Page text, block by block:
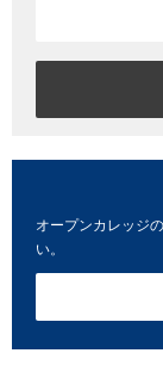
オープンカレッジ
い。